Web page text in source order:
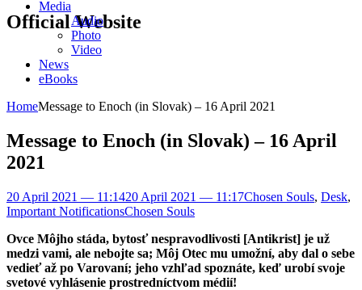
Official Website
Media
Audio
Photo
Video
News
eBooks
HomeMessage to Enoch (in Slovak) – 16 April 2021
Message to Enoch (in Slovak) – 16 April
2021
20 April 2021 — 11:1420 April 2021 — 11:17Chosen Souls, Desk,
Important NotificationsChosen Souls
Ovce Môjho stáda, bytosť nespravodlivosti [Antikrist] je už
medzi vami, ale nebojte sa; Môj Otec mu umožní, aby dal o sebe
vedieť až po Varovaní; jeho vzhľad spoznáte, keď urobí svoje
svetové vyhlásenie prostredníctvom médií!